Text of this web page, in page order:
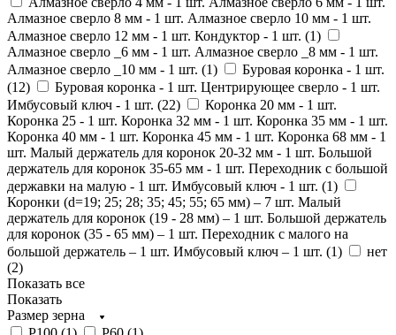
Алмазное сверло 8 мм - 1 шт. Алмазное сверло 10 мм - 1 шт.
Алмазное сверло 12 мм - 1 шт. Кондуктор - 1 шт. (1)
Алмазное сверло _6 мм - 1 шт. Алмазное сверло _8 мм - 1 шт.
Алмазное сверло _10 мм - 1 шт. (1)
Буровая коронка - 1 шт.
(12)
Буровая коронка - 1 шт. Центрирующее сверло - 1 шт.
Имбусовый ключ - 1 шт. (22)
Коронка 20 мм - 1 шт.
Коронка 25 - 1 шт. Коронка 32 мм - 1 шт. Коронка 35 мм - 1 шт.
Коронка 40 мм - 1 шт. Коронка 45 мм - 1 шт. Коронка 68 мм - 1
шт. Малый держатель для коронок 20-32 мм - 1 шт. Большой
держатель для коронок 35-65 мм - 1 шт. Переходник с большой
державки на малую - 1 шт. Имбусовый ключ - 1 шт. (1)
Коронки (d=19; 25; 28; 35; 45; 55; 65 мм) – 7 шт. Малый
держатель для коронок (19 - 28 мм) – 1 шт. Большой держатель
для коронок (35 - 65 мм) – 1 шт. Переходник с малого на
большой держатель – 1 шт. Имбусовый ключ – 1 шт. (1)
нет
(2)
Показать все
Показать
Размер зерна